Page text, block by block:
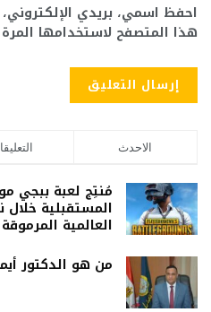
احفظ اسمي، بريدي
هذا المتصفح لاستخدامها
الاحدث
مُنتِج لعبة ببجي
المستقبلية خلال
العالمية المرموقة
من هو الدكتور